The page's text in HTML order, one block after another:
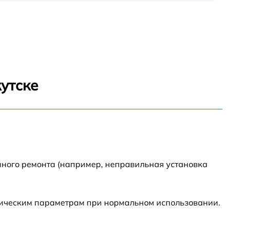
ремонта (например, неправильная установка
параметрам при нормальном использовании.